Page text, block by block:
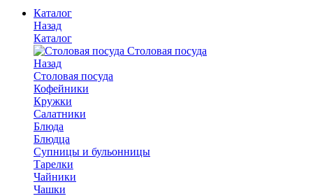
Каталог
Назад
Каталог
Столовая посуда
Назад
Столовая посуда
Кофейники
Кружки
Салатники
Блюда
Блюдца
Супницы и бульонницы
Тарелки
Чайники
Чашки